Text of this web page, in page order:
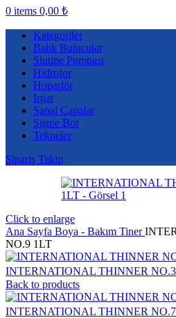
0 items 0,00 ₺
Kategoriler
Balık Bulucular
Sintine Pompası
Hidrofor
Hoparlör
Irgat
Sanal Çapalar
Şişme Bot
Tekneler
Sipariş Takip
Click to enlarge
Ana Sayfa Boya - Bakım Tiner
NO.9 1LT
INTERNATIONAL THINNER
Back to products
INTERNATIONAL THINNER